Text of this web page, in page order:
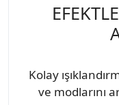
Kolay
ve modlarını